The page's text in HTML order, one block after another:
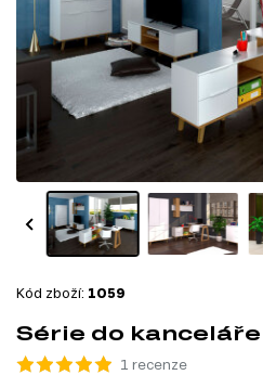
Kód zboží: 1059
Série do
1 recenze